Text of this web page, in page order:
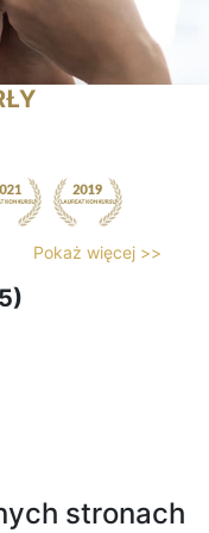
Pokaż więcej >>
stronach